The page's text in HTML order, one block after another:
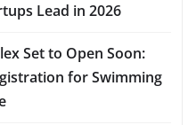
Lead in 2026
Set to Open Soon:
for Swimming